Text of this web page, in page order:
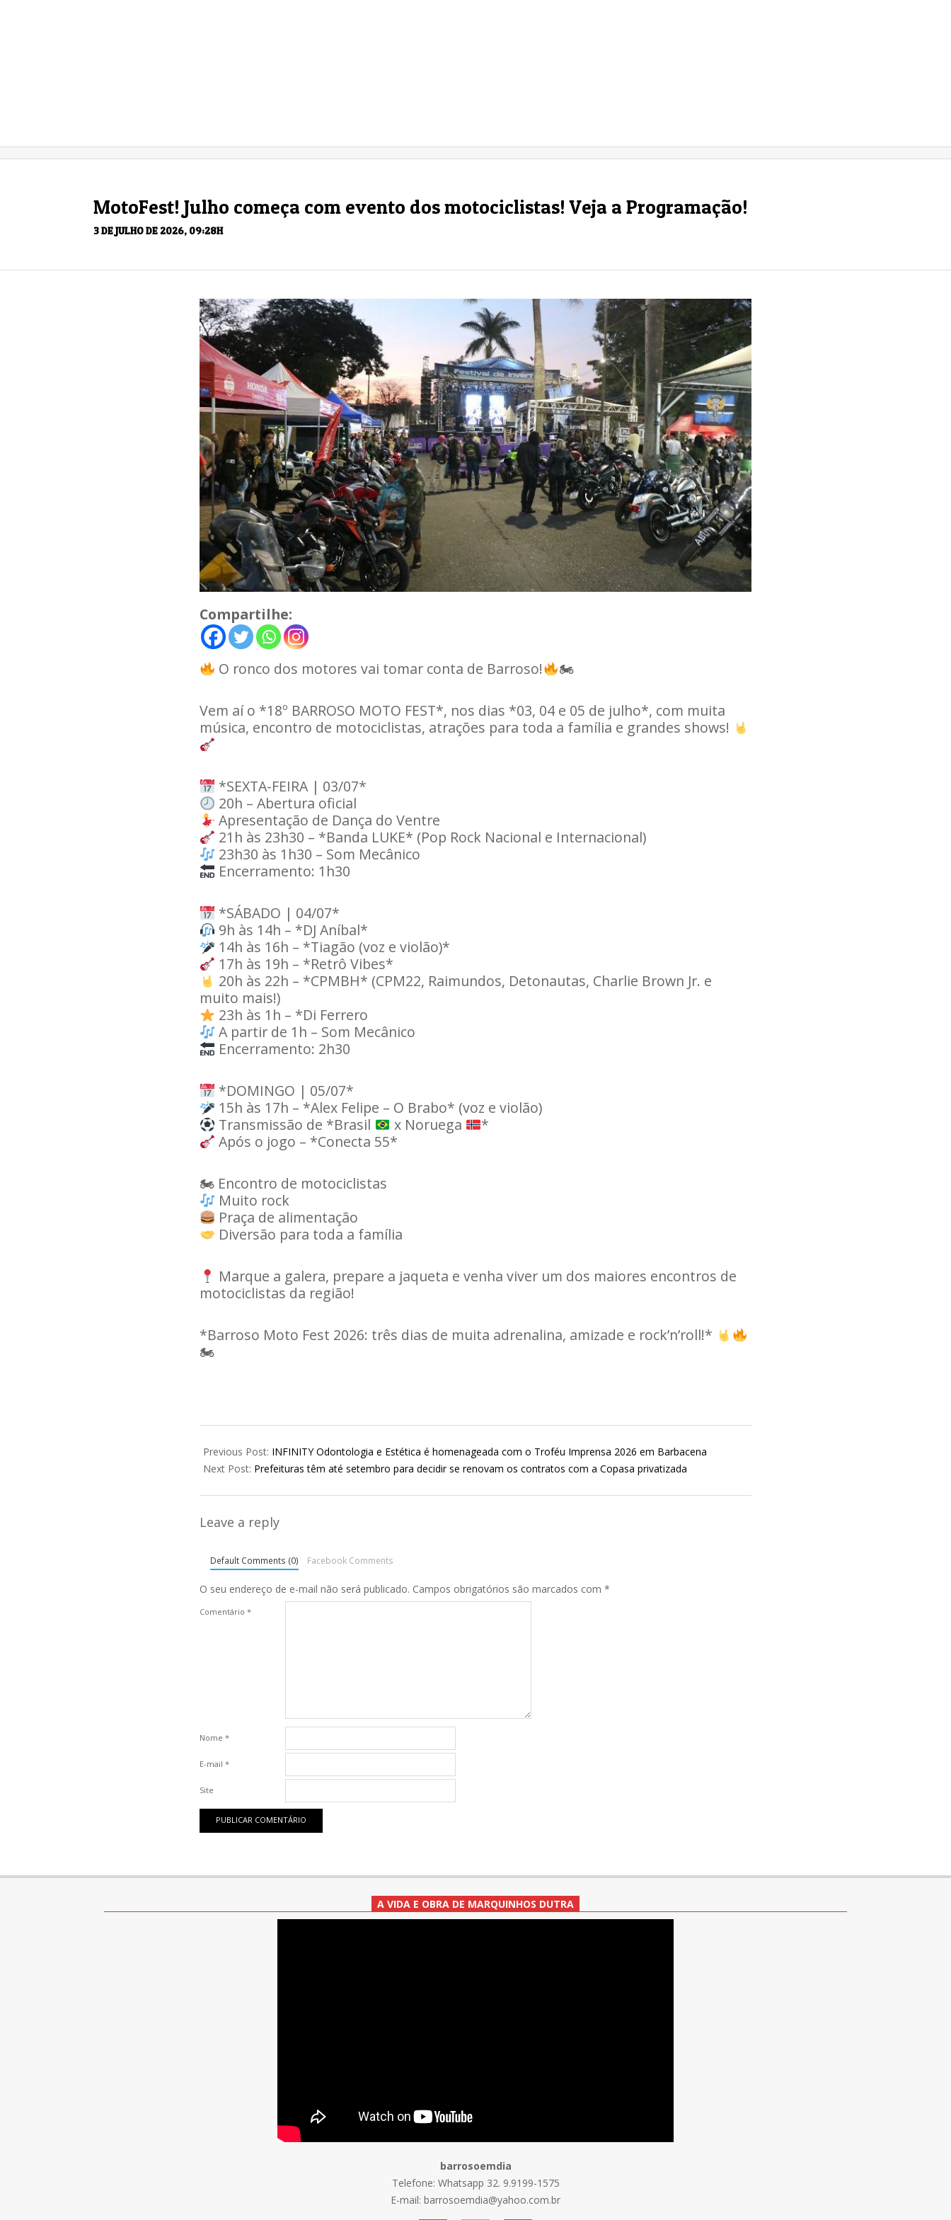
MotoFest! Julho começa com evento dos motociclistas! Veja a Programação!
3 DE JULHO DE 2026, 09:28H
Compartilhe:
O ronco dos motores vai tomar conta de Barroso! 🏍
Vem aí o *18º BARROSO MOTO FEST*, nos dias *03, 04 e 05 de julho*, com muita
música, encontro de motociclistas, atrações para toda a família e grandes shows!
*SEXTA-FEIRA | 03/07*
20h – Abertura oficial
Apresentação de Dança do Ventre
21h às 23h30 – *Banda LUKE* (Pop Rock Nacional e Internacional)
23h30 às 1h30 – Som Mecânico
Encerramento: 1h30
*SÁBADO | 04/07*
9h às 14h – *DJ Aníbal*
14h às 16h – *Tiagão (voz e violão)*
17h às 19h – *Retrô Vibes*
20h às 22h – *CPMBH* (CPM22, Raimundos, Detonautas, Charlie Brown Jr. e
muito mais!)
23h às 1h – *Di Ferrero
A partir de 1h – Som Mecânico
Encerramento: 2h30
*DOMINGO | 05/07*
15h às 17h – *Alex Felipe – O Brabo* (voz e violão)
Transmissão de *Brasil
x Noruega
*
Após o jogo – *Conecta 55*
🏍 Encontro de motociclistas
Muito rock
Praça de alimentação
Diversão para toda a família
Marque a galera, prepare a jaqueta e venha viver um dos maiores encontros de
motociclistas da região!
*Barroso Moto Fest 2026: três dias de muita adrenalina, amizade e rock’n’roll!*
🏍
07-
03
Previous Post: INFINITY Odontologia e Estética é homenageada com o Troféu Imprensa 2026 em Barbacena
Next Post: Prefeituras têm até setembro para decidir se renovam os contratos com a Copasa privatizada
Leave a reply
Default Comments (0) Facebook Comments
O seu endereço de e-mail não será publicado. Campos obrigatórios são marcados com *
Comentário *
Nome *
E-mail *
Site
A VIDA E OBRA DE MARQUINHOS DUTRA
barrosoemdia
Telefone: Whatsapp 32. 9.9199-1575
E-mail: barrosoemdia@yahoo.com.br